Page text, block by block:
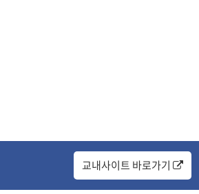
교내사이트 바로가기